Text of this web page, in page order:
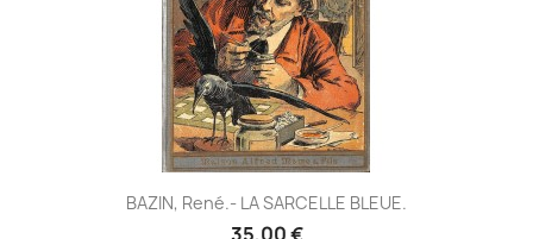
BAZIN, René.- LA SARCELLE BLEUE.